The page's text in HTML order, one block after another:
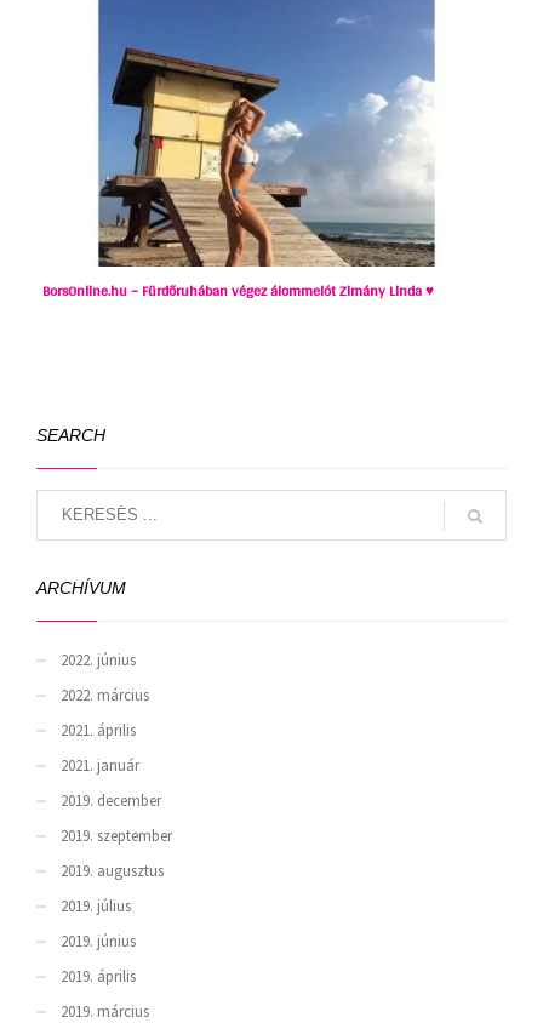
BorsOnline.hu – Fürdőruhában végez álommelót Zimány Linda ♥
SEARCH
ARCHÍVUM
2022. június
2022. március
2021. április
2021. január
2019. december
2019. szeptember
2019. augusztus
2019. július
2019. június
2019. április
2019. március